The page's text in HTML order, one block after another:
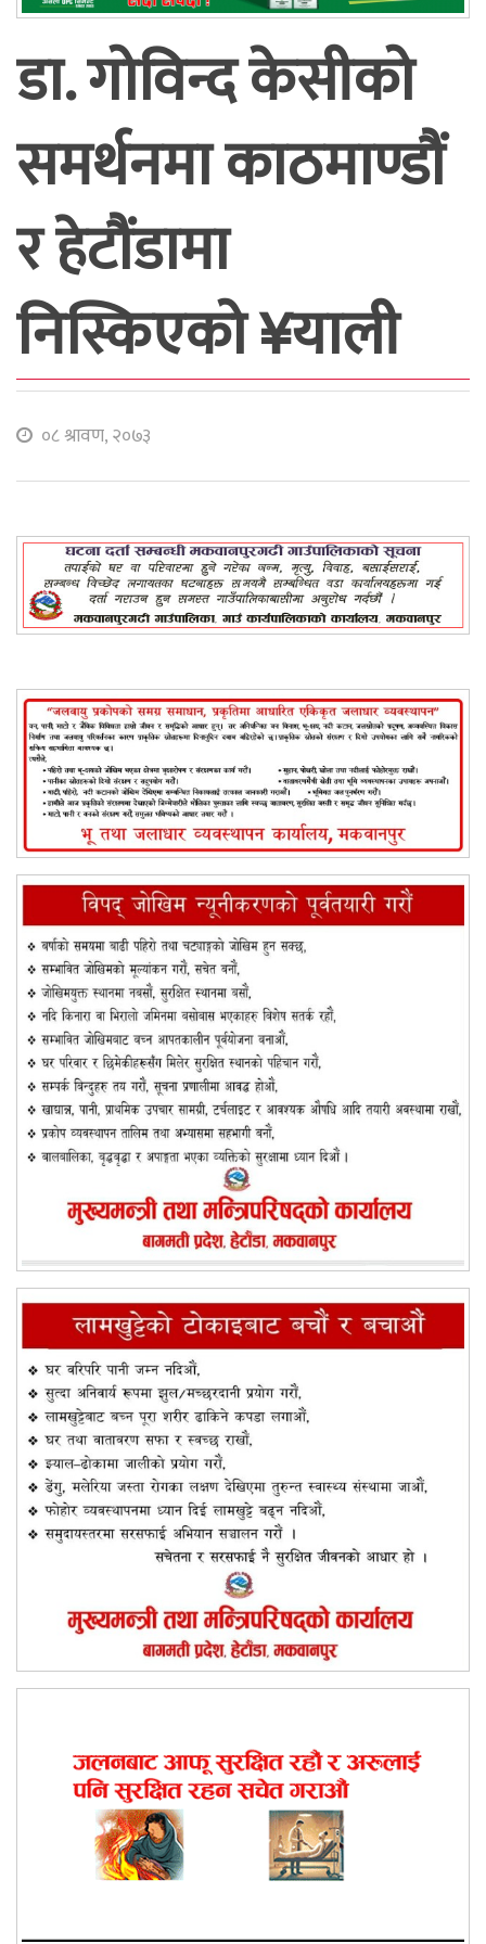
डा. गोविन्द केसीको
समर्थनमा काठमाण्डौं
र हेटौंडामा
निस्किएको ¥याली
०८ श्रावण, २०७३